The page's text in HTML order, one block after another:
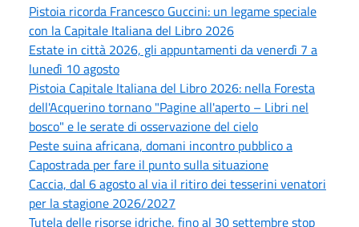
Pistoia ricorda Francesco Guccini: un legame speciale
con la Capitale Italiana del Libro 2026
Estate in città 2026, gli appuntamenti da venerdì 7 a
lunedì 10 agosto
Pistoia Capitale Italiana del Libro 2026: nella Foresta
dell'Acquerino tornano "Pagine all'aperto – Libri nel
bosco" e le serate di osservazione del cielo
Peste suina africana, domani incontro pubblico a
Capostrada per fare il punto sulla situazione
Caccia, dal 6 agosto al via il ritiro dei tesserini venatori
per la stagione 2026/2027
Tutela delle risorse idriche, fino al 30 settembre stop